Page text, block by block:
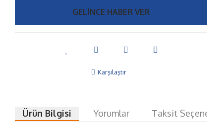
GELİNCE HABER VER
Karşılaştır
Ürün Bilgisi Yorumlar Taksit